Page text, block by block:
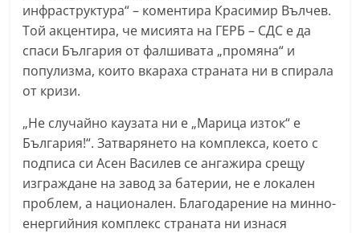
инфраструктура“ – коментира Красимир Вълчев.
Той акцентира, че мисията на ГЕРБ – СДС е да
спаси България от фалшивата „промяна“ и
популизма, които вкараха страната ни в спирала
от кризи.
„Не случайно каузата ни е „Марица изток“ е
България!“. Затварянето на комплекса, което с
подписа си Асен Василев се ангажира срещу
изграждане на завод за батерии, не е локален
проблем, а национален. Благодарение на минно-
енергийния комплекс страната ни изнася